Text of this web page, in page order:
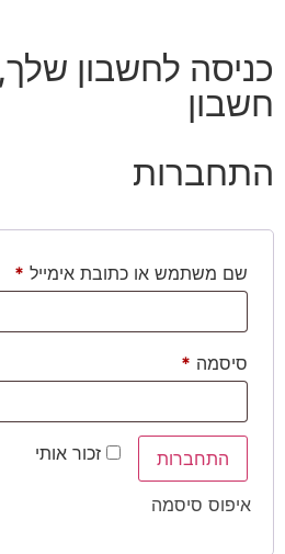
כניסה לחשבון
חשבון
התחברות
שם משתמש או כתובת אימייל *
סיסמה *
זכור אותי התחברות
איפוס סיסמה